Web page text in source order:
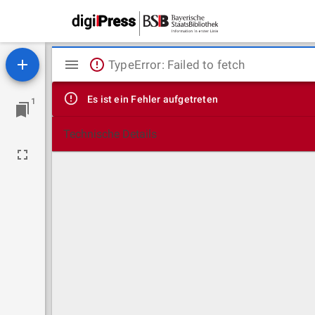
1
Mirador
Viewer
TypeError: Failed to fetch
Es ist ein Fehler aufgetreten
Technische Details